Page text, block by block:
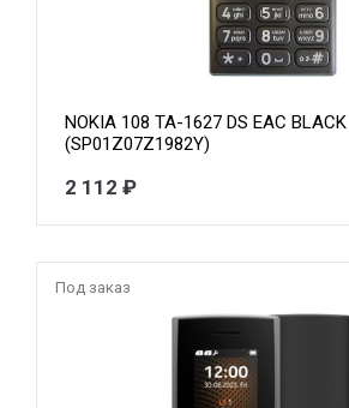
NOKIA 108 TA-1627 DS EAC BLACK
(SP01Z07Z1982Y)
2 112 ₽
Под заказ